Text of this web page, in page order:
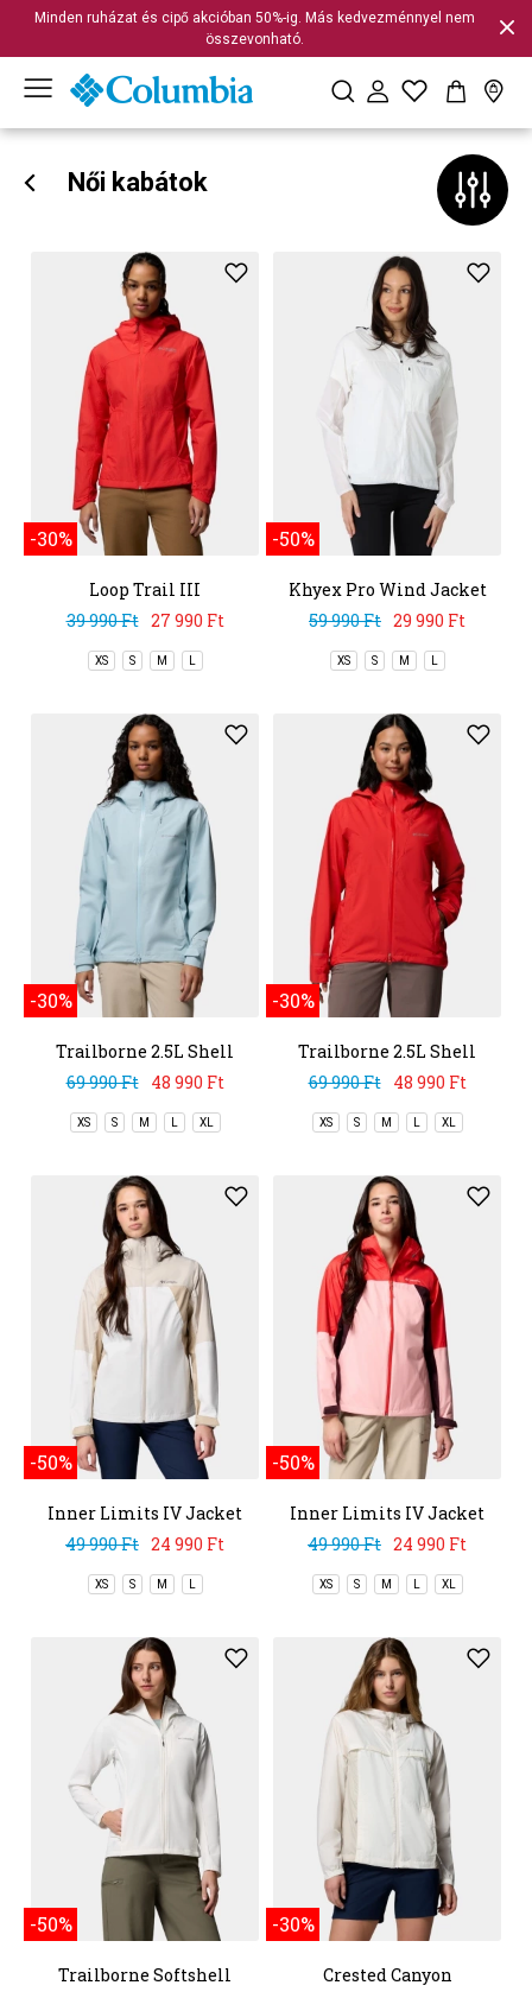
Minden ruházat és cipő akcióban 50%-ig. Más kedvezménnyel nem
összevonható.
Női kabátok
-30%
Loop Trail III
Windbreaker
39 990 Ft 27 990 Ft
XS S M L
-50%
Khyex Pro Wind Jacket
59 990 Ft 29 990 Ft
XS S M L
-30%
Trailborne 2.5L Shell
69 990 Ft
48 990 Ft
XS S M L XL
-30%
Trailborne 2.5L Shell
69 990 Ft
48 990 Ft
XS S M L XL
-50%
Inner Limits IV Jacket
49 990 Ft 24 990 Ft
XS S M L
-50%
Inner Limits IV Jacket
49 990 Ft 24 990 Ft
XS S M L XL
-50%
Trailborne Softshell
-30%
Crested Canyon